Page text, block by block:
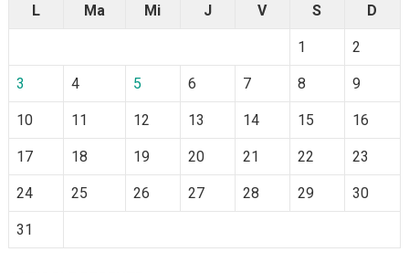
L Ma Mi J V S D
1 2
3 4 5 6 7 8 9
10 11 12 13 14 15 16
17 18 19 20 21 22 23
24 25 26 27 28 29 30
31